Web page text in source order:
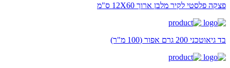
פצקה פלסטי לקיר מלבן ארוך 12X60 ס"מ
בד גיאוטכני 200 גרם אפור (100 מ"ר)